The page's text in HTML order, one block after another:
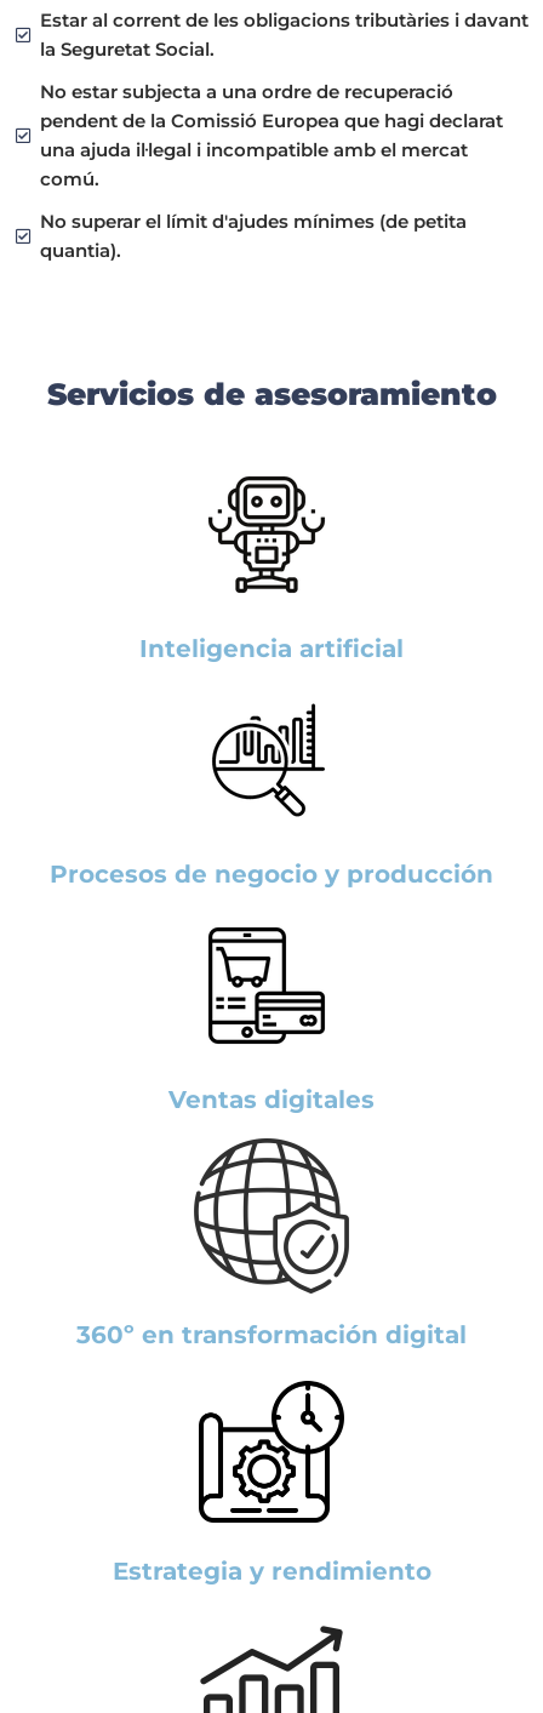
Estar al corrent de les obligacions tributàries i davant
la Seguretat Social.
No estar subjecta a una ordre de recuperació
pendent de la Comissió Europea que hagi declarat
una ajuda il·legal i incompatible amb el mercat
comú.
No superar el límit d'ajudes mínimes (de petita
quantia).
Servicios de asesoramiento
Inteligencia artificial
Procesos de negocio y producción
Ventas digitales
360º en transformación digital
Estrategia y rendimiento